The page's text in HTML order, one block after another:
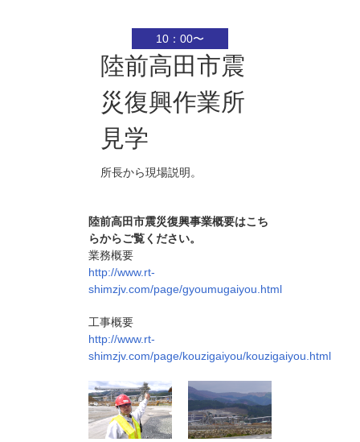
10：00〜
陸前高田市震
災復興作業所
見学
所長から現場説明。
陸前高田市震災復興事業概要はこち
らからご覧ください。
業務概要
http://www.rt-
shimzjv.com/page/gyoumugaiyou.html
工事概要
http://www.rt-
shimzjv.com/page/kouzigaiyou/kouzigaiyou.html